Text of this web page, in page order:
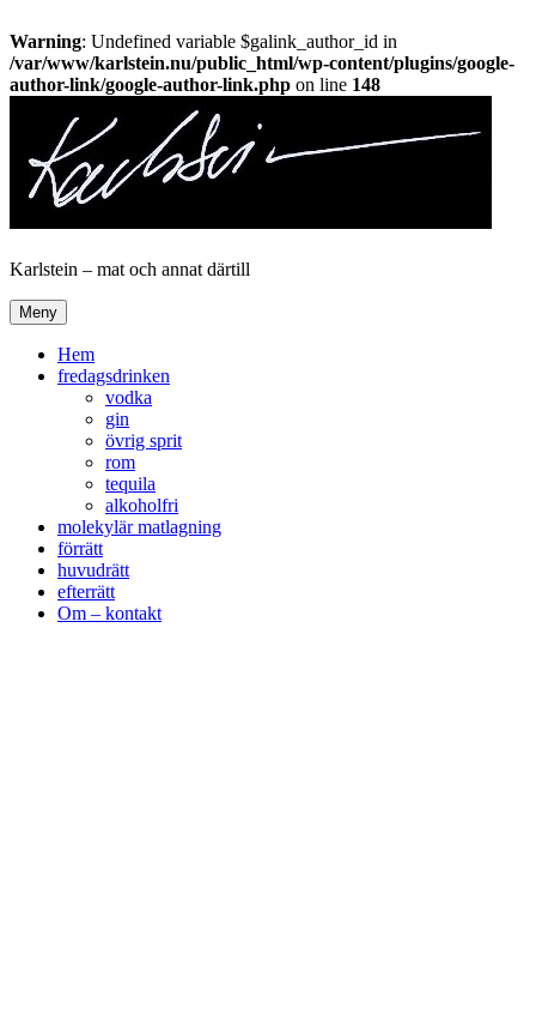
Warning: Undefined variable $galink_author_id in
/var/www/karlstein.nu/public_html/wp-content/plugins/google-
author-link/google-author-link.php on line 148
innehåll
Karlstein – mat och annat därtill
Meny
Hem
fredagsdrinken
vodka
gin
övrig sprit
rom
tequila
alkoholfri
molekylär matlagning
förrätt
huvudrätt
efterrätt
Om – kontakt